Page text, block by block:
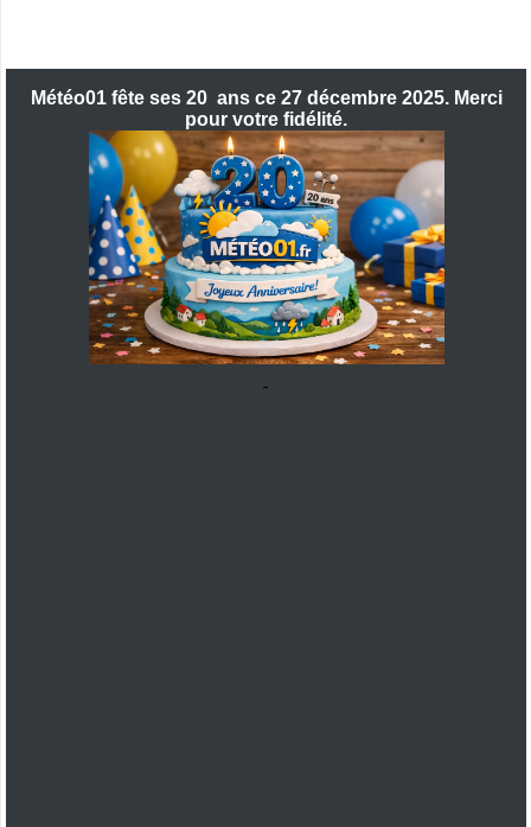
Météo01 fête ses 20 ans ce 27 décembre 2025. Merci
pour votre fidélité.